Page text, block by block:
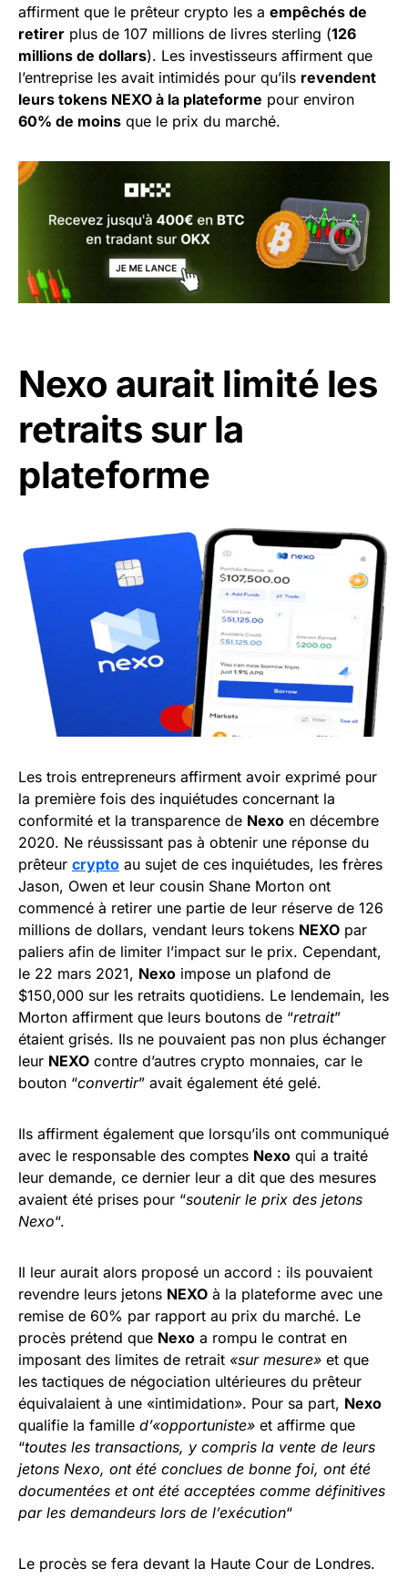
affirment que le prêteur crypto les a empêchés de
retirer plus de 107 millions de livres sterling (126
millions de dollars). Les investisseurs affirment que
l’entreprise les avait intimidés pour qu’ils revendent
leurs tokens NEXO à la plateforme pour environ
60% de moins que le prix du marché.
Nexo aurait limité les
retraits sur la
plateforme
Les trois entrepreneurs affirment avoir exprimé pour
la première fois des inquiétudes concernant la
conformité et la transparence de Nexo en décembre
2020. Ne réussissant pas à obtenir une réponse du
prêteur crypto au sujet de ces inquiétudes, les frères
Jason, Owen et leur cousin Shane Morton ont
commencé à retirer une partie de leur réserve de 126
millions de dollars, vendant leurs tokens NEXO par
paliers afin de limiter l’impact sur le prix. Cependant,
le 22 mars 2021, Nexo impose un plafond de
$150,000 sur les retraits quotidiens. Le lendemain, les
Morton affirment que leurs boutons de “retrait”
étaient grisés. Ils ne pouvaient pas non plus échanger
leur NEXO contre d’autres crypto monnaies, car le
bouton “convertir” avait également été gelé.
Ils affirment également que lorsqu’ils ont communiqué
avec le responsable des comptes Nexo qui a traité
leur demande, ce dernier leur a dit que des mesures
avaient été prises pour “soutenir le prix des jetons
Nexo“.
Il leur aurait alors proposé un accord : ils pouvaient
revendre leurs jetons NEXO à la plateforme avec une
remise de 60% par rapport au prix du marché. Le
procès prétend que Nexo a rompu le contrat en
imposant des limites de retrait «sur mesure» et que
les tactiques de négociation ultérieures du prêteur
équivalaient à une «intimidation». Pour sa part, Nexo
qualifie la famille d’«opportuniste» et affirme que
“toutes les transactions, y compris la vente de leurs
jetons Nexo, ont été conclues de bonne foi, ont été
documentées et ont été acceptées comme définitives
par les demandeurs lors de l’exécution“
Le procès se fera devant la Haute Cour de Londres.